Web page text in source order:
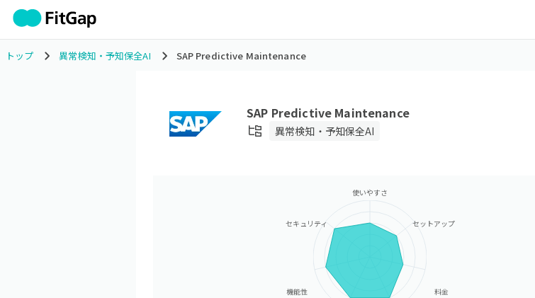
トップ 異常検知・予知保全AI SAP Predictive Maintenance
SAP Predictive Maintenance
異常検知・予知保全AI
使いやすさ
セットアップ
料金
機能性
セキュリティ